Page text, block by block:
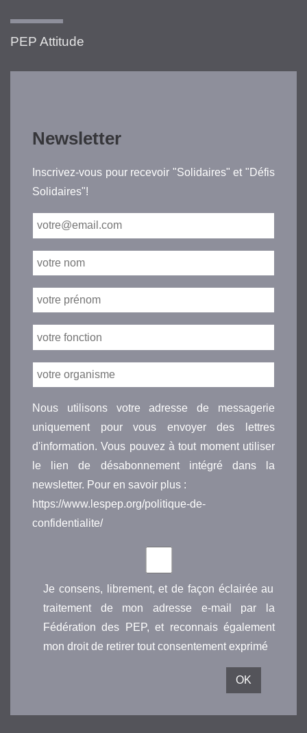
PEP Attitude
Newsletter
Inscrivez-vous pour recevoir "Solidaires" et "Défis
Solidaires"!
Nous utilisons votre adresse de messagerie
uniquement pour vous envoyer des lettres
d'information. Vous pouvez à tout moment utiliser
le lien de désabonnement intégré dans la
newsletter. Pour en savoir plus :
https://www.lespep.org/politique-de-
confidentialite/
Je consens, librement, et de façon éclairée au
traitement de mon adresse e-mail par la
Fédération des PEP, et reconnais également
mon droit de retirer tout consentement exprimé